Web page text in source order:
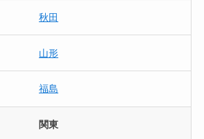
秋田
山形
福島
関東